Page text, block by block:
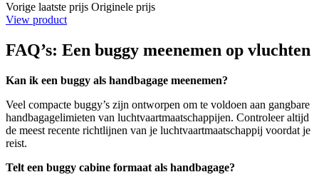
Vorige laatste prijs Originele prijs
View product
FAQ’s: Een buggy meenemen op vluchten
Kan ik een buggy als handbagage meenemen?
Veel compacte buggy’s zijn ontworpen om te voldoen aan gangbare
handbagagelimieten van luchtvaartmaatschappijen. Controleer altijd
de meest recente richtlijnen van je luchtvaartmaatschappij voordat je
reist.
Telt een buggy cabine formaat als handbagage?